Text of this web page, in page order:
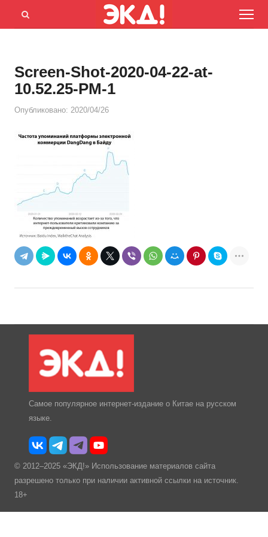
Menu
Открыть
Screen-Shot-2020-04-22-at-
10.52.25-PM-1
Опубликовано: 2020/04/26
Самое популярное интернет-издание о Китае на русском
языке.
© 2012–2025 «ЭКД!» Использование материалов сайта
разрешено только при наличии активной ссылки на источник.
18+